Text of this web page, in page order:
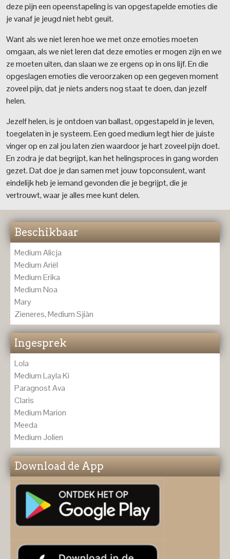
deze pijn een opeenstapeling is van opgestapelde emoties die
je vanaf je jeugd niet hebt geuit.
Want als we niet leren hoe we met onze emoties moeten
omgaan, als we niet leren dat deze emoties er mogen zijn en we
ze moeten uiten, dan slaan we ze ergens op in ons lijf. En die
opgeslagen emoties die veroorzaken op een gegeven moment
zoveel pijn, dat je niets anders nog staat te doen, dan jezelf
helen.
Jezelf helen, is je ontdoen van ballast, opgestapeld in je leven,
toegelaten in je systeem. Een goed medium legt hier de juiste
vinger op en zal jou laten zien waardoor je hart zoveel pijn doet.
En zodra je dat begrijpt, kan het helingsproces in gang worden
gezet. Dat doe je dan samen met jouw topconsulent, want
eindelijk heb je iemand gevonden die je begrijpt, die je
vertrouwt, waar je alles mee kunt delen.
Beschikbaar
Medium Alicja
Medium Ariël
Medium Erika
Medium Noa
Mary
Zieneres, Medium Sjiàn
Ingesprek
Lola
Medium Layla Ki
Paragnost Ava
Claris
Medium Marion
Meeda
Medium Jolien
Download de App